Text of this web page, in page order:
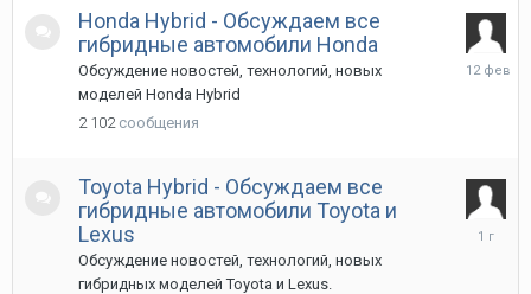
Honda Hybrid - Обсуждаем все
гибридные автомобили Honda
Обсуждение новостей, технологий, новых
моделей Honda Hybrid
2 102 сообщения
12
Toyota Hybrid - Обсуждаем все
гибридные автомобили Toyota и
Lexus
Обсуждение новостей, технологий, новых
гибридных моделей Toyota и Lexus.
25